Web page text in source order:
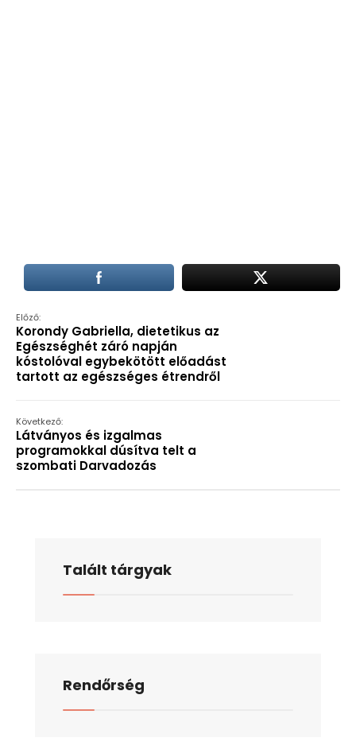
Előző:
Korondy Gabriella, dietetikus az
Egészséghét záró napján
kóstolóval egybekötött előadást
tartott az egészséges étrendről
Következő:
Látványos és izgalmas
programokkal dúsítva telt a
szombati Darvadozás
Talált tárgyak
Rendőrség